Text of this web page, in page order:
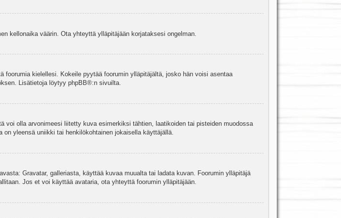
kellonaika väärin. Ota yhteyttä ylläpitäjään korjataksesi ongelman.
kielellesi. Kokeile pyytää foorumin ylläpitäjältä, josko hän voisi asentaa
Lisätietoja löytyy phpBB®:n sivuilta.
olla arvonimeesi liitetty kuva esimerkiksi tähtien, laatikoiden tai pisteiden muodossa
yleensä uniikki tai henkilökohtainen jokaisella käyttäjällä.
Gravatar, galleriasta, käyttää kuvaa muualta tai ladata kuvan. Foorumin ylläpitäjä
Jos et voi käyttää avataria, ota yhteyttä foorumin ylläpitäjään.